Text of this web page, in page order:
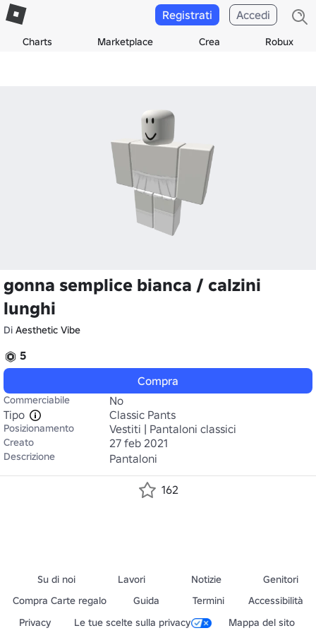
Charts Marketplace Crea Robux
Registrati Accedi
gonna semplice bianca / calzini
lunghi
Di Aesthetic Vibe
5
Compra
Commerciabile
No
Tipo
Classic Pants
Posizionamento Vestiti | Pantaloni classici
Creato 27 feb 2021
Descrizione Pantaloni
162
Su di noi Lavori Notizie
Genitori
Compra Carte regalo
Guida Termini
Accessibilità
Privacy
Le tue scelte sulla privacy Mappa del sito